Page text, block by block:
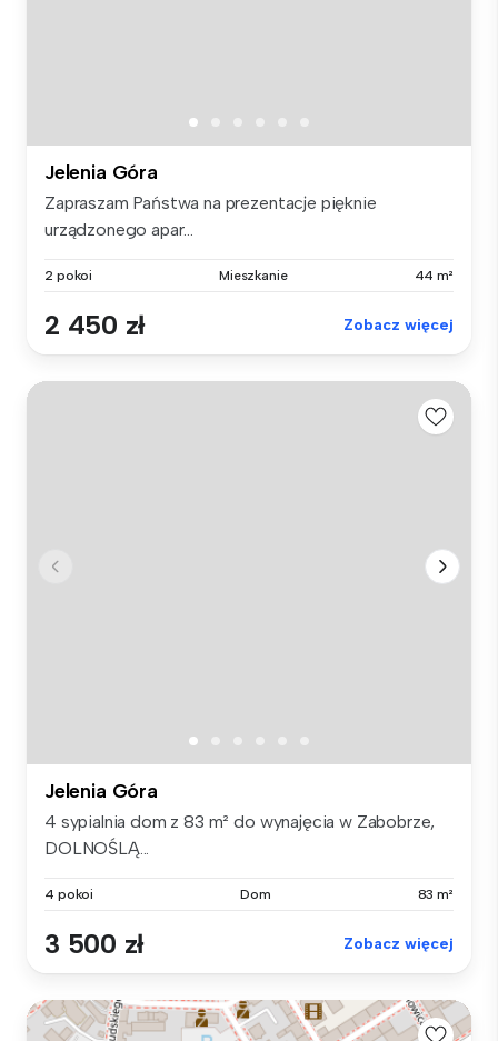
Jelenia Góra
Zapraszam Państwa na prezentacje pięknie
urządzonego apar...
2 pokoi Mieszkanie 44 m²
2 450 zł Zobacz więcej
Jelenia Góra
4 sypialnia dom z 83 m² do wynajęcia w Zabobrze,
DOLNOŚLĄ...
4 pokoi Dom 83 m²
3 500 zł Zobacz więcej